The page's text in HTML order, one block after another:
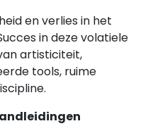
en verlies in het
in deze volatiele
artisticiteit,
tools, ruime